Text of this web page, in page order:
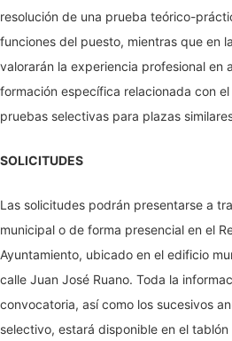
resolución de una prueba teórico-
funciones del puesto, mientras que en
valorarán la experiencia profesional en
formación específica relacionada con
pruebas selectivas para plazas
SOLICITUDES
Las solicitudes podrán presentarse a
municipal o de forma presencial en el
Ayuntamiento, ubicado en el edificio
calle Juan José Ruano. Toda la
convocatoria, así como los sucesivos
selectivo, estará disponible en el